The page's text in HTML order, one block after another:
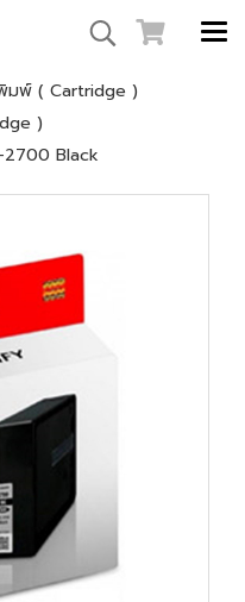
มพ์ ( Cartridge )
)
2700 Black